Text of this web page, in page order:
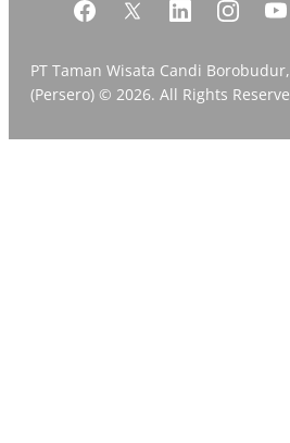
PT Taman Wisata Candi
(Persero) © 2026. All Rights